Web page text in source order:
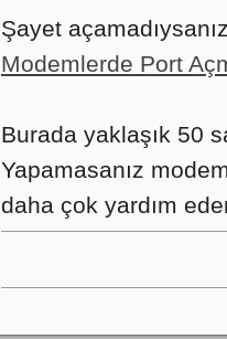
Şayet
Modemlerde Port
Burada yaklaşık 50
Yapamasanız
daha çok yardım